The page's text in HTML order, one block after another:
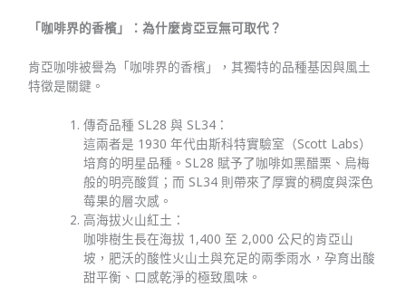
「咖啡界的香檳」：為什麼肯亞豆無可取代？
肯亞咖啡被譽為「咖啡界的香檳」，其獨特的品種基因與風土
特徵是關鍵。
傳奇品種 SL28 與 SL34：
這兩者是 1930 年代由斯科特實驗室（Scott Labs）
培育的明星品種。SL28 賦予了咖啡如黑醋栗、烏梅
般的明亮酸質；而 SL34 則帶來了厚實的稠度與深色
莓果的層次感。
高海拔火山紅土：
咖啡樹生長在海拔 1,400 至 2,000 公尺的肯亞山
坡，肥沃的酸性火山土與充足的兩季雨水，孕育出酸
甜平衡、口感乾淨的極致風味。